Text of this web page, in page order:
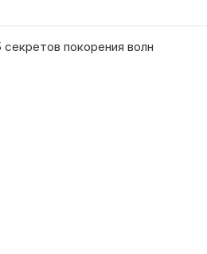
секретов покорения волн